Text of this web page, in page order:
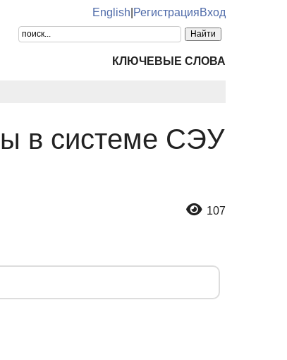
English РегистрацияВход
КЛЮЧЕВЫЕ СЛОВА
в системе СЭУ
107